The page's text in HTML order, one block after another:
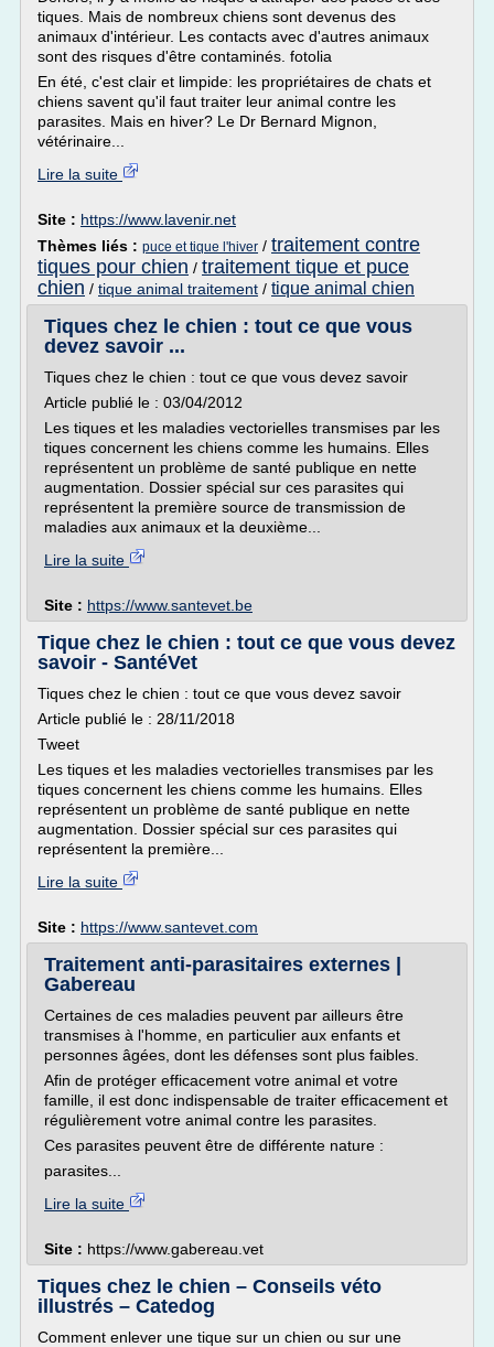
tiques. Mais de nombreux chiens sont devenus des
animaux d'intérieur. Les contacts avec d'autres animaux
sont des risques d'être contaminés. fotolia
En été, c'est clair et limpide: les propriétaires de chats et
chiens savent qu'il faut traiter leur animal contre les
parasites. Mais en hiver? Le Dr Bernard Mignon,
vétérinaire...
Lire la suite
Site : https://www.lavenir.net
Thèmes liés : puce et tique l'hiver / traitement contre
tiques pour chien / traitement tique et puce
chien / tique animal traitement / tique animal chien
Tiques chez le chien : tout ce que vous
devez savoir ...
Tiques chez le chien : tout ce que vous devez savoir
Article publié le : 03/04/2012
Les tiques et les maladies vectorielles transmises par les
tiques concernent les chiens comme les humains. Elles
représentent un problème de santé publique en nette
augmentation. Dossier spécial sur ces parasites qui
représentent la première source de transmission de
maladies aux animaux et la deuxième...
Lire la suite
Site : https://www.santevet.be
Tique chez le chien : tout ce que vous devez
savoir - SantéVet
Tiques chez le chien : tout ce que vous devez savoir
Article publié le : 28/11/2018
Tweet
Les tiques et les maladies vectorielles transmises par les
tiques concernent les chiens comme les humains. Elles
représentent un problème de santé publique en nette
augmentation. Dossier spécial sur ces parasites qui
représentent la première...
Lire la suite
Site : https://www.santevet.com
Traitement anti-parasitaires externes |
Gabereau
Certaines de ces maladies peuvent par ailleurs être
transmises à l'homme, en particulier aux enfants et
personnes âgées, dont les défenses sont plus faibles.
Afin de protéger efficacement votre animal et votre
famille, il est donc indispensable de traiter efficacement et
régulièrement votre animal contre les parasites.
Ces parasites peuvent être de différente nature :
parasites...
Lire la suite
Site : https://www.gabereau.vet
Tiques chez le chien – Conseils véto
illustrés – Catedog
Comment enlever une tique sur un chien ou sur une